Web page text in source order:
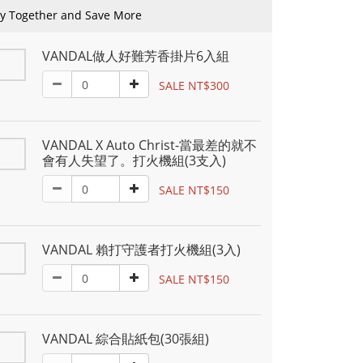
Together and Save More
VANDAL做人好難芳香掛片6入組
SALE NT$300
VANDAL X Auto Christ-當最差的就不
會有人失望了。打火機組(3支入)
SALE NT$150
VANDAL 賴打守護者打火機組(3入)
SALE NT$150
VANDAL 綜合貼紙包(30張組)